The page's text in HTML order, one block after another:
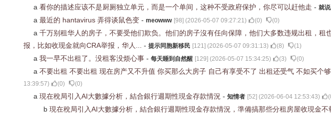
a 看你的描述应该不是厨厕独立单元，而是一个单间，这种不受政府保护，你尽可以赶他走 - 就
a 最近的 hantavirus 弄得谈鼠色变 - meowww [98] (2026-05-07 09:27:21) (0) (0)
a 千万别租华人的房子，不要受他们欺负。他们的房子沒有任向保障，他们大多数违规出租，租
报，比如收现金就向CRA举报，华人... - 提示同胞新移民 [121] (2026-05-07 09:31:13) (8) (1)
a 我一早不出租了。没租客没烦心事 - 每天睡到自然醒 [129] (2026-05-07 15:34:25) (3) (0)
a 不要出租 不要出租 现在房产又不升值 你买那么大房子 自己有享受不了 出租还受气 不如买个
13:39:57) (0) (0)
a 現在稅局引入AI大數據分析，結合銀行週期性現金存款情況 - 知情者 [52] (2026-06-04 12:53:43) (
b 現在稅局引入AI大數據分析，結合銀行週期性現金存款情況，準備搞那些分租房屋收現金不